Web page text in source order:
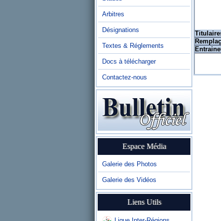
Arbitres
Désignations
Textes & Réglements
Docs à télécharger
Contactez-nous
Espace Média
Galerie des Photos
Galerie des Vidéos
Liens Utils